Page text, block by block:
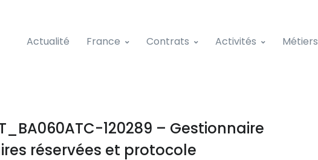
Actualité France Contrats Activités Métiers
120289 – Gestionnaire
réservées et protocole